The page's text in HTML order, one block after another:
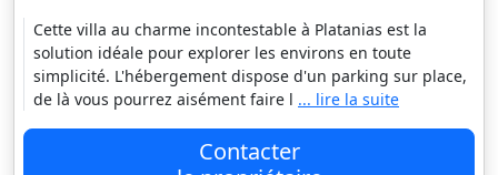
Cette villa au charme incontestable à Platanias est la
solution idéale pour explorer les environs en toute
simplicité. L'hébergement dispose d'un parking sur place,
de là vous pourrez aisément faire l ... lire la suite
Contacter